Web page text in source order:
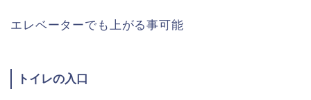
エレベーターでも上がる事可能
トイレの入口